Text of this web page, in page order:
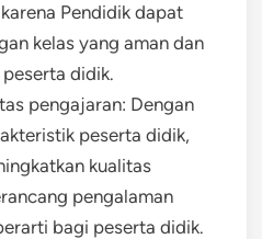
Pendidik dapat
kelas yang aman dan
didik.
pengajaran: Dengan
peserta didik,
kualitas
pengalaman
bagi peserta didik.